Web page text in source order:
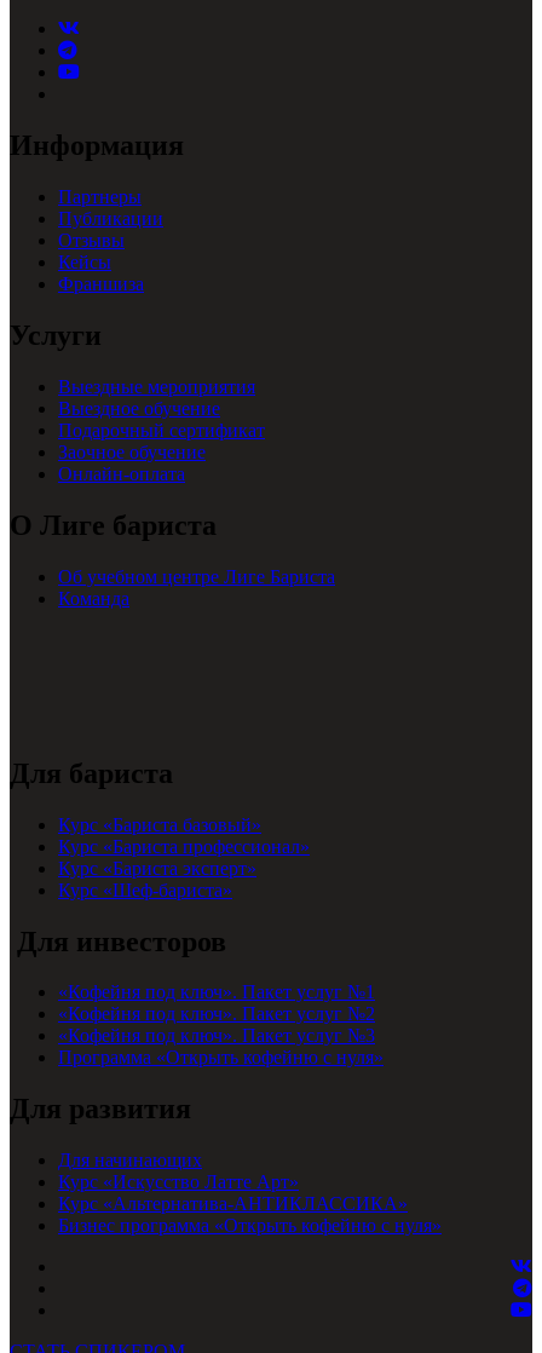
Информация
Партнеры
Публикации
Отзывы
Кейсы
Франшиза
Услуги
Выездные мероприятия
Выездное обучение
Подарочный сертификат
Заочное обучение
Онлайн-оплата
О Лиге бариста
Об учебном центре Лиге Бариста
Команда
Для бариста
Курс «Бариста базовый»
Курс «Бариста профессионал»
Курс «Бариста эксперт»
Курс «Шеф-бариста»
Для инвесторов
«Кофейня под ключ». Пакет услуг №1
«Кофейня под ключ». Пакет услуг №2
«Кофейня под ключ». Пакет услуг №3
Программа «Открыть кофейню с нуля»
Для развития
Для начинающих
Курс «Искусство Латте Арт»
Курс «Альтернатива-АНТИКЛАССИКА»
Бизнес программа «Открыть кофейню с нуля»